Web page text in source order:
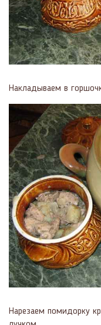
Накладываем в
Нарезаем помидорку